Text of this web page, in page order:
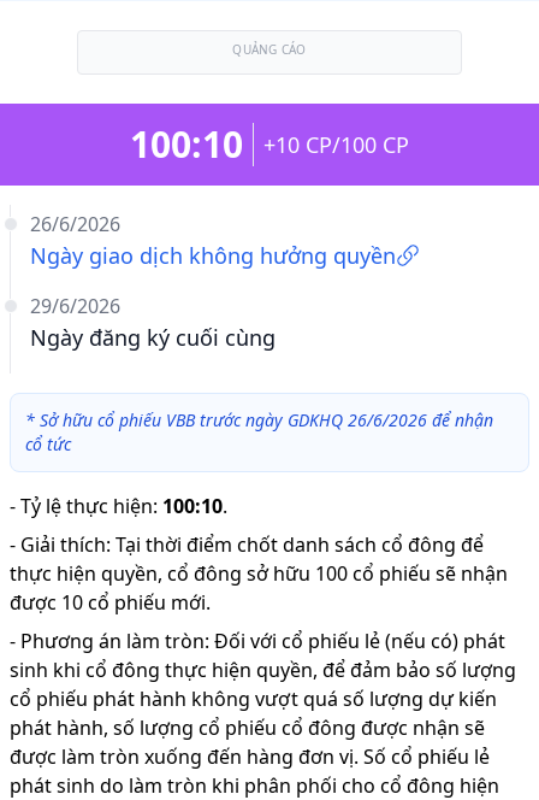
QUẢNG CÁO
26/6/2026
Ngày giao dịch không hưởng quyền
29/6/2026
Ngày đăng ký cuối cùng
100:10 +10 CP/100 CP
* Sở hữu cổ phiếu VBB trước ngày GDKHQ 26/6/2026 để nhận
cổ tức
-Tỷ lệ thực hiện: 100:10.
- Giải thích: Tại thời điểm chốt danh sách cổ đông để
thực hiện quyền, cổ đông sở hữu 100 cổ phiếu sẽ nhận
được 10 cổ phiếu mới.
- Phương án làm tròn: Đối với cổ phiếu lẻ (nếu có) phát
sinh khi cổ đông thực hiện quyền, để đảm bảo số lượng
cổ phiếu phát hành không vượt quá số lượng dự kiến
phát hành, số lượng cổ phiếu cổ đông được nhận sẽ
được làm tròn xuống đến hàng đơn vị. Số cổ phiếu lẻ
phát sinh do làm tròn khi phân phối cho cổ đông hiện